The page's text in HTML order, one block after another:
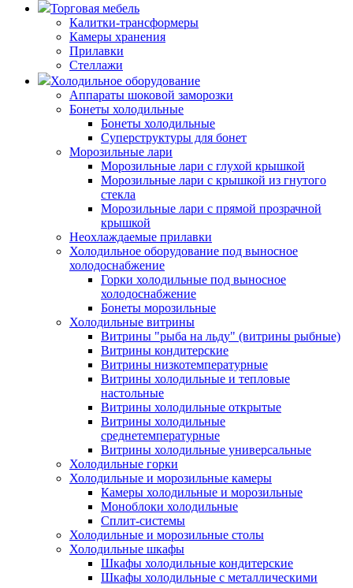
Торговая мебель
Калитки-трансформеры
Камеры хранения
Прилавки
Стеллажи
Холодильное оборудование
Аппараты шоковой заморозки
Бонеты холодильные
Бонеты холодильные
Суперструктуры для бонет
Морозильные лари
Морозильные лари с глухой крышкой
Морозильные лари с крышкой из гнутого
стекла
Морозильные лари с прямой прозрачной
крышкой
Неохлаждаемые прилавки
Холодильное оборудование под выносное
холодоснабжение
Горки холодильные под выносное
холодоснабжение
Бонеты морозильные
Холодильные витрины
Витрины "рыба на льду" (витрины рыбные)
Витрины кондитерские
Витрины низкотемпературные
Витрины холодильные и тепловые
настольные
Витрины холодильные открытые
Витрины холодильные
среднетемпературные
Витрины холодильные универсальные
Холодильные горки
Холодильные и морозильные камеры
Камеры холодильные и морозильные
Моноблоки холодильные
Сплит-системы
Холодильные и морозильные столы
Холодильные шкафы
Шкафы холодильные кондитерские
Шкафы холодильные с металлическими